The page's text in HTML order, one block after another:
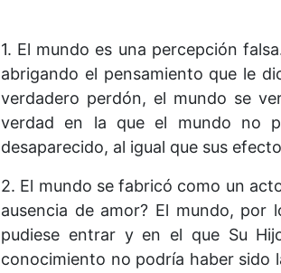
1. El mundo es una percepción
abrigando el pensamiento que le
verdadero perdón, el mundo se
verdad en la que el mundo no
desaparecido, al igual que sus
2. El mundo se fabricó como un
ausencia de amor? El mundo,
pudiese entrar y en el que Su
conocimiento no podría haber sido